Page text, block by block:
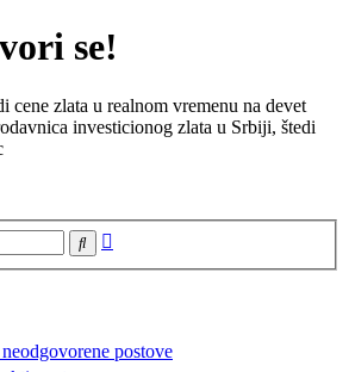
se!
cene zlata u realnom vremenu na devet
investicionog zlata u Srbiji, štedi
Pretraga
postove